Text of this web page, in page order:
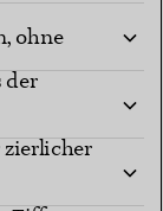
ohne
der
zierlicher